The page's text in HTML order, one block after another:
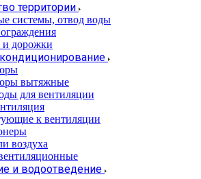
территории
системы, отвод воды
и дорожки
вытяжные
для вентиляции
к вентиляции
воздуха
и водоотведение